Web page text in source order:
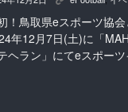
！鳥取県eスポーツ協
年12月7日(土)に「
ヘラン」にてeスポー